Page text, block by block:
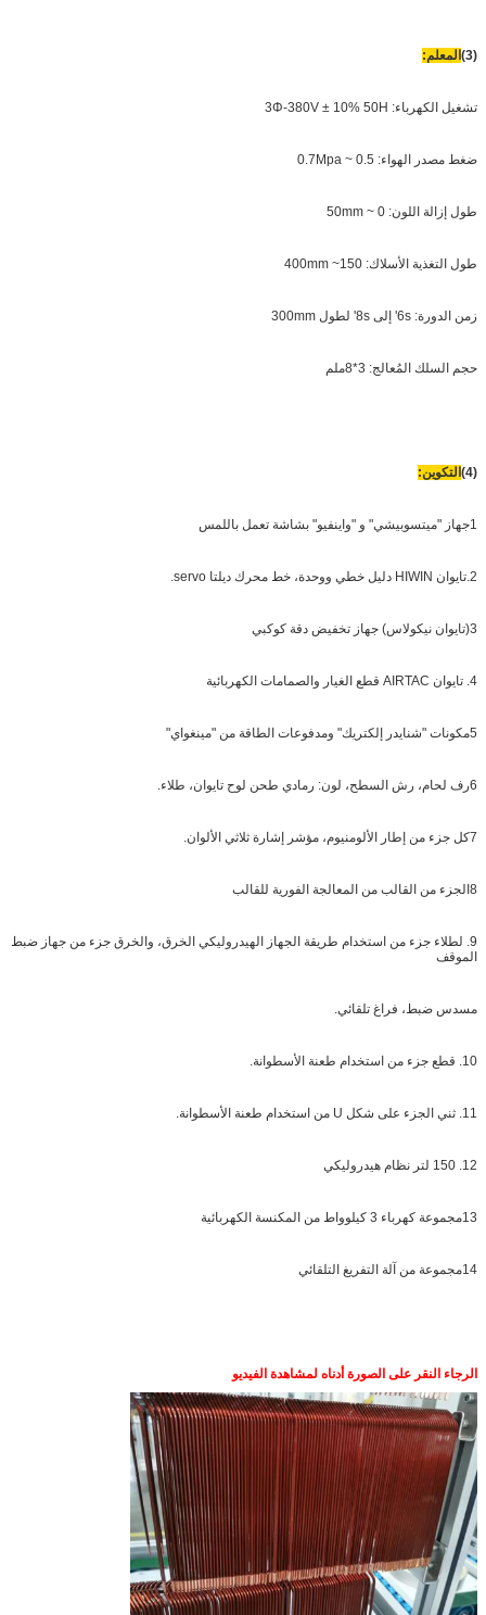
(3) المعلم:
تشغيل الكهرباء: 3Φ-380V ± 10% 50H
ضغط مصدر الهواء: 0.5 ~ 0.7Mpa
طول إزالة اللون: 0 ~ 50mm
طول التغذية الأسلاك: 150~ 400mm
زمن الدورة: 6s' إلى 8s' لطول 300mm
حجم السلك المُعالج: 3*8ملم
(4) التكوين:
1جهاز "ميتسوبيشي" و "واينفيو" بشاشة تعمل باللمس
2.تايوان HIWIN دليل خطي ووحدة، خط محرك ديلتا servo.
3(تايوان نيكولاس) جهاز تخفيض دقة كوكبي
4. تايوان AIRTAC قطع الغيار والصمامات الكهربائية
5مكونات "شنايدر إلكتريك" ومدفوعات الطاقة من "مينغواي"
6رف لحام، رش السطح، لون: رمادي طحن لوح تايوان، طلاء.
7كل جزء من إطار الألومنيوم، مؤشر إشارة ثلاثي الألوان.
8الجزء من القالب من المعالجة الفورية للقالب
9. لطلاء جزء من استخدام طريقة الجهاز الهيدروليكي الخرق، والخرق جزء من جهاز ضبط
الموقف
مسدس ضبط، فراغ تلقائي.
10. قطع جزء من استخدام طعنة الأسطوانة.
11. ثني الجزء على شكل U من استخدام طعنة الأسطوانة.
12. 150 لتر نظام هيدروليكي
13مجموعة كهرباء 3 كيلوواط من المكنسة الكهربائية
14مجموعة من آلة التفريغ التلقائي
الرجاء النقر على الصورة أدناه لمشاهدة الفيديو